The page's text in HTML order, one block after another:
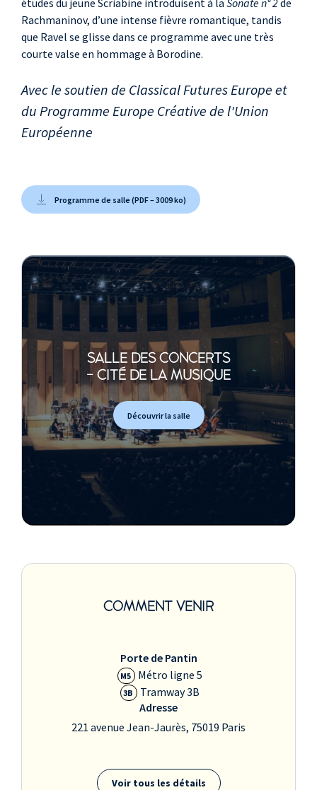
études du jeune Scriabine introduisent à la Sonate n° 2de
Rachmaninov, d’une intense fièvre romantique, tandis
que Ravel se glisse dans ce programme avec une très
courte valse en hommage à Borodine.
Avec le soutien de Classical Futures Europe et
du Programme Europe Créative de l'Union
Européenne
Programme de salle (PDF – 3009 ko)
SALLE DES CONCERTS
- CITÉ DE LA MUSIQUE
Découvrir la salle
COMMENT VENIR
Porte de Pantin
M5 Métro ligne 5
3B
Tramway 3B
Adresse
221 avenue Jean-Jaurès, 75019 Paris
Voir tous les détails